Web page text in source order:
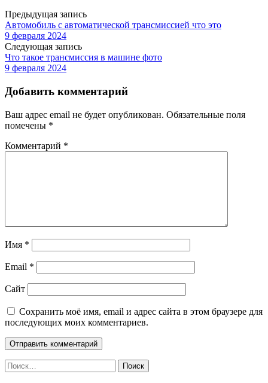
Предыдущая запись
Автомобиль с автоматической трансмиссией что это
9 февраля 2024
Следующая запись
Что такое трансмиссия в машине фото
9 февраля 2024
Добавить комментарий
Ваш адрес email не будет опубликован. Обязательные поля
помечены *
Комментарий *
Имя *
Email *
Сайт
Сохранить моё имя, email и адрес сайта в этом браузере для
последующих моих комментариев.
Найти: